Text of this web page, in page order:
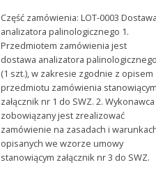
Część zamówienia: LOT-0003
analizatora palinologicznego 1.
Przedmiotem zamówienia jest
dostawa analizatora
(1 szt.), w zakresie zgodnie z opisem
przedmiotu zamówienia
załącznik nr 1 do SWZ. 2. Wykonawca
zobowiązany jest zrealizować
zamówienie na zasadach i
opisanych we wzorze umowy
stanowiącym załącznik nr 3 do SWZ.